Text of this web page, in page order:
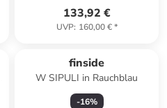
133,92 €
UVP: 160,00 €*
finside
W SIPULI in Rauchblau
-16%